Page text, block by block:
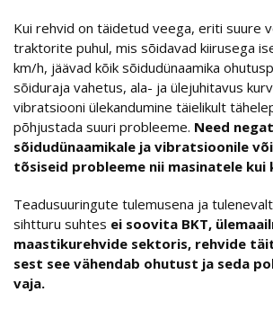
Kui rehvid on täidetud veega, eriti suure
traktorite puhul, mis sõidavad kiirusega
km/h, jäävad kõik sõidudünaamika
sõiduraja vahetus, ala- ja ülejuhitavus
vibratsiooni ülekandumine täielikult
põhjustada suuri probleeme. Need
sõidudünaamikale ja vibratsioonile
tõsiseid probleeme nii masinatele kui
Teadusuuringute tulemusena ja
sihtturu suhtes ei soovita BKT,
maastikurehvide sektoris, rehvide
sest see vähendab ohutust ja seda
vaja.